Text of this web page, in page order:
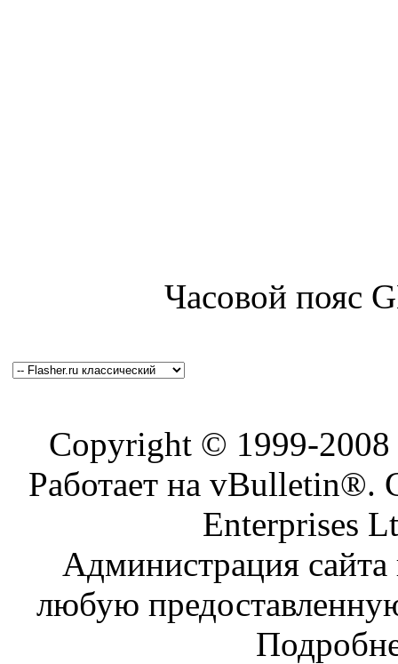
Часовой пояс
Copyright © 1999-2008
Работает на vBulletin®.
Enterprises
Администрация сайта
любую